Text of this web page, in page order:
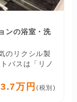
ンの浴室・洗
のリクシル製
バスは「リノ
万円 (税別)